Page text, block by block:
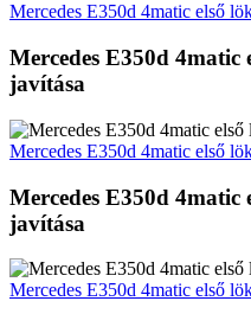
Mercedes E350d 4matic első
Mercedes E350d 4matic
javítása
Mercedes E350d 4matic első
Mercedes E350d 4matic
javítása
Mercedes E350d 4matic első